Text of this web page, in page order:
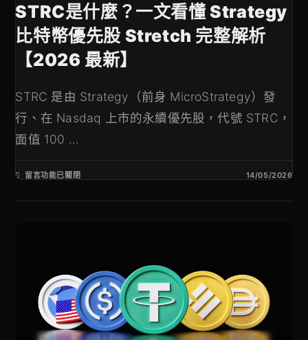
STRC是什麼？一文看懂 Strategy
比特幣優先股 Stretch 完整解析
【2026 最新】
STRC 是由 Strategy（前身 MicroStrategy）發
行、在 Nasdaq 上市的永續優先股，代號 STRC，
面值 100 ...
留言功能已關閉 14/05/2026